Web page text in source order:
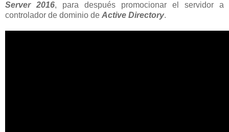
Server 2016, para después promocionar el servidor a
controlador de dominio de Active Directory.